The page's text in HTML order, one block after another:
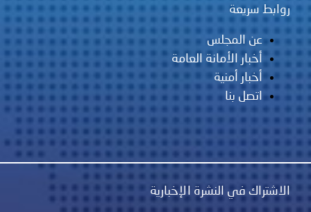
روابط سريعة
عن المجلس
أخبار الأمانة العامة
أخبار أمنية
اتصل بنا
الاشتراك في النشرة الإخبارية